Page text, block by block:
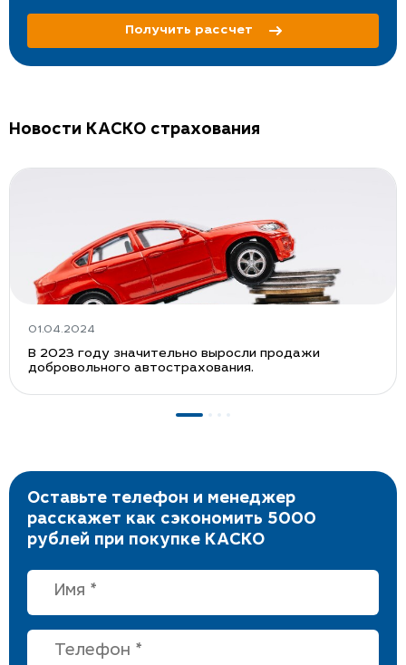
Получить рассчет
Новости КАСКО страхования
01.04.2024
В 2023 году значительно выросли продажи
добровольного автострахования.
Оставьте телефон и менеджер
расскажет как сэкономить 5000
рублей при покупке КАСКО